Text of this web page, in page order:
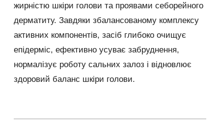
жирністю шкіри голови та проявами себорейного
дерматиту. Завдяки збалансованому комплексу
активних компонентів, засіб глибоко очищує
епідерміс, ефективно усуває забруднення,
нормалізує роботу сальних залоз і відновлює
здоровий баланс шкіри голови.